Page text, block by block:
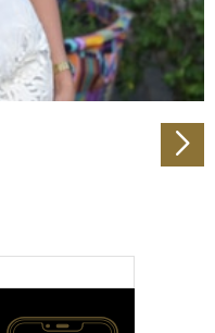
Partner für
weiter. Unsere
möglicherweise mit
ihnen bereitgestellt